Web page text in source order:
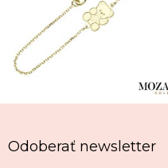
Odoberať newsletter